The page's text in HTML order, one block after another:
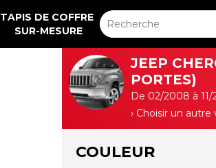
JEEP
PORTES)
De 02/2008 à 11/
› Choisir un autre
COULEUR
TAPIS DE COFFRE
SUR-MESURE